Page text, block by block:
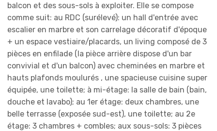
balcon et des sous-sols à exploiter. Elle se compose
comme suit: au RDC (surélevé): un hall d'entrée avec
escalier en marbre et son carrelage décoratif d'époque
+ un espace vestiaire/placards, un living composé de 3
pièces en enfilade (la pièce arrière dispose d'un bar
convivial et d'un balcon) avec cheminées en marbre et
hauts plafonds moulurés , une spacieuse cuisine super
équipée, une toilette; à mi-étage: la salle de bain (bain,
douche et lavabo); au 1er étage: deux chambres, une
belle terrasse (exposée sud-est), une toilette; au 2e
étage: 3 chambres + combles; aux sous-sols: 3 pièces